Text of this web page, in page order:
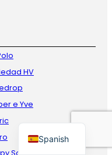
HV
e Yve
Spanish